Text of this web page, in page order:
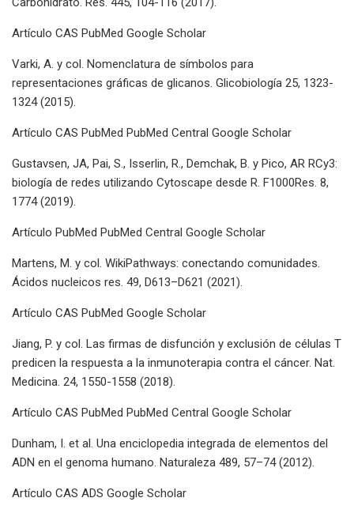
Artículo CAS PubMed Google Scholar
Varki, A. y col. Nomenclatura de símbolos para
representaciones gráficas de glicanos. Glicobiología 25, 1323-
1324 (2015).
Artículo CAS PubMed PubMed Central Google Scholar
Gustavsen, JA, Pai, S., Isserlin, R., Demchak, B. y Pico, AR RCy3:
biología de redes utilizando Cytoscape desde R. F1000Res. 8,
1774 (2019).
Artículo PubMed PubMed Central Google Scholar
Martens, M. y col. WikiPathways: conectando comunidades.
Ácidos nucleicos res. 49, D613–D621 (2021).
Artículo CAS PubMed Google Scholar
Jiang, P. y col. Las firmas de disfunción y exclusión de células T
predicen la respuesta a la inmunoterapia contra el cáncer. Nat.
Medicina. 24, 1550-1558 (2018).
Artículo CAS PubMed PubMed Central Google Scholar
Dunham, I. et al. Una enciclopedia integrada de elementos del
ADN en el genoma humano. Naturaleza 489, 57–74 (2012).
Artículo CAS ADS Google Scholar